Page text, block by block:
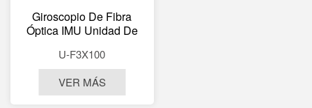
Giroscopio De Fibra
Óptica IMU Unidad De
Precisión Salida Digital
RS422
U-F3X100
VER MÁS